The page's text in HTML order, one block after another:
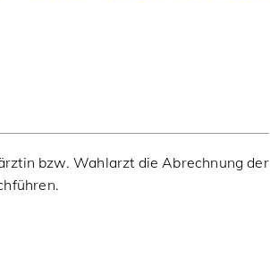
bzw. Wahlarzt die Abrechnung der